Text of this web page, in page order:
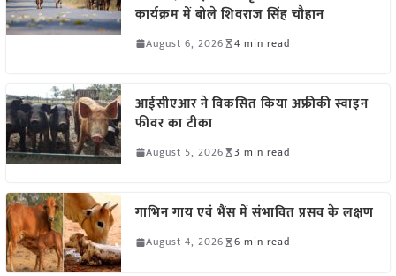
कार्यक्रम में बोले शिवराज सिंह चौहान
August 6, 2026 4 min read
आईसीएआर ने विकसित किया अफ्रीकी स्वाइन
फीवर का टीका
August 5, 2026 3 min read
गाभिन गाय एवं भैंस में संभावित प्रसव के लक्षण
August 4, 2026 6 min read